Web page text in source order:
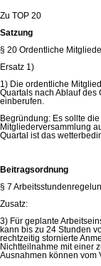
Zu TOP 20
Satzung
§ 20 Ordentliche
Ersatz 1)
1) Die ordentliche
Quartals nach Ablauf des
einberufen.
Begründung: Es sollte
Mitgliederversammlung
Quartal ist das
Beitragsordnung
§ 7
Zusatz:
3) Für geplante
kann bis zu 24 Stunden
rechtzeitig stornierte
Nichtteilnahme mit einer
Ausnahmen können vom